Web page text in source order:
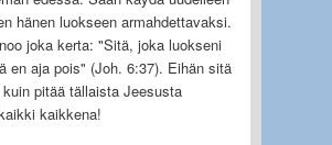
hänen luokseen armahdettavaksi.
joka kerta: "Sitä, joka luokseni
en aja pois" (Joh. 6:37). Eihän sitä
pitää tällaista Jeesusta
kaikkena!